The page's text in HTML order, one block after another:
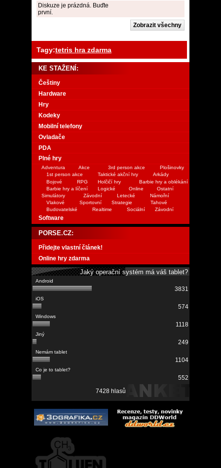
Diskuze je prázdná. Buďte
první.
Tagy:tetris hra zdarma
KE STAŽENÍ:
Češtiny
Hardware
Hry
Kodeky
Mobilní telefony
Ovladače
PDA
Plné hry
Adventura Akce 3rd person akce
Plošinovky
1st person akce
Taktické akční hry
Arkády
Bojové
RPG Holčičí hry
Barbie hry a oblékání
Barbie hry a líčení
Logické Online
Ostatní
Simulátory
Závodní Letecké
Námořní
Vlakové
Sportovní Strategie
Tahové
Budovatelské
Realtime Sociální Závodní
Software
PORSE.CZ:
Přidejte vlastní článek!
Online hry zdarma
Jaký operační systém má váš tablet?
3831
574
1118
249
1104
552
7428 hlasů